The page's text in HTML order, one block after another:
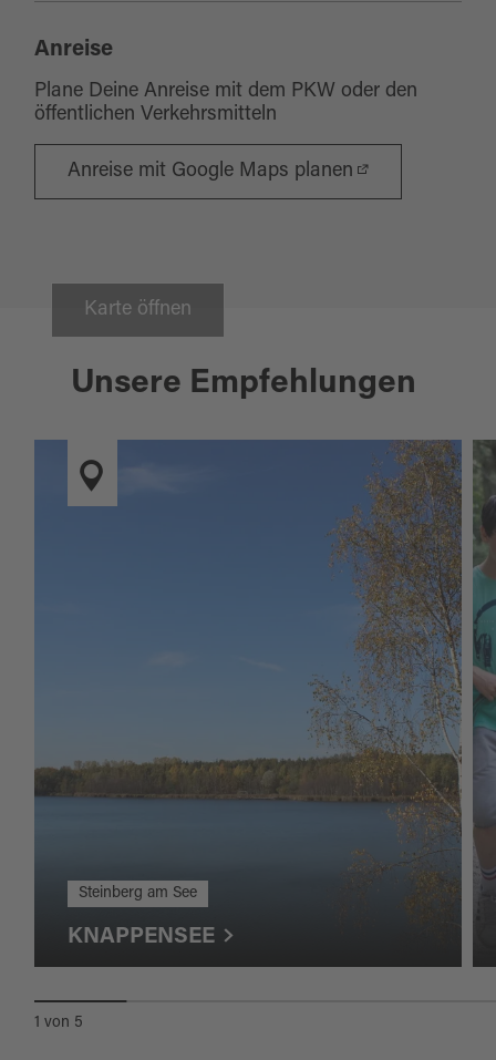
Anreise
Plane Deine Anreise mit dem PKW oder den
öffentlichen Verkehrsmitteln
Anreise mit Google Maps planen
Karte öffnen
Unsere Empfehlungen
Steinberg am See
KNAPPENSEE
1 von 5